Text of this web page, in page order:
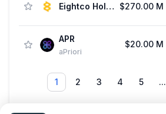
Eightco Holdings $270.00 M
APR
aPriori
$20.00 M
1 2 3 4 5 ...